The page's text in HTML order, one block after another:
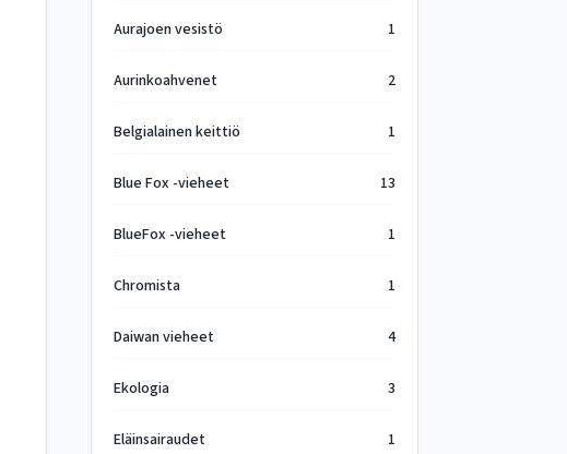
Aurajoen vesistö 1
Aurinkoahvenet 2
Belgialainen keittiö 1
Blue Fox -vieheet 13
BlueFox -vieheet 1
Chromista 1
Daiwan vieheet 4
Ekologia 3
Eläinsairaudet 1